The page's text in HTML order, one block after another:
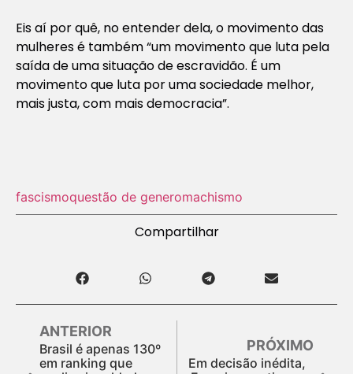
Eis aí por quê, no entender dela, o movimento das
mulheres é também “um movimento que luta pela
saída de uma situação de escravidão. É um
movimento que luta por uma sociedade melhor,
mais justa, com mais democracia”.
fascismoquestão de generomachismo
Compartilhar
ANTERIOR
Brasil é apenas 130º
em ranking que
PRÓXIMO
Em decisão inédita,